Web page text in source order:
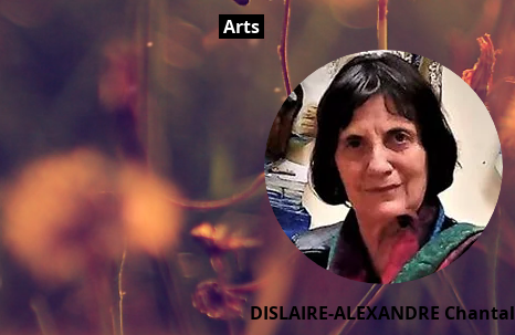
Arts
DISLAIRE-ALEXANDRE Chantal